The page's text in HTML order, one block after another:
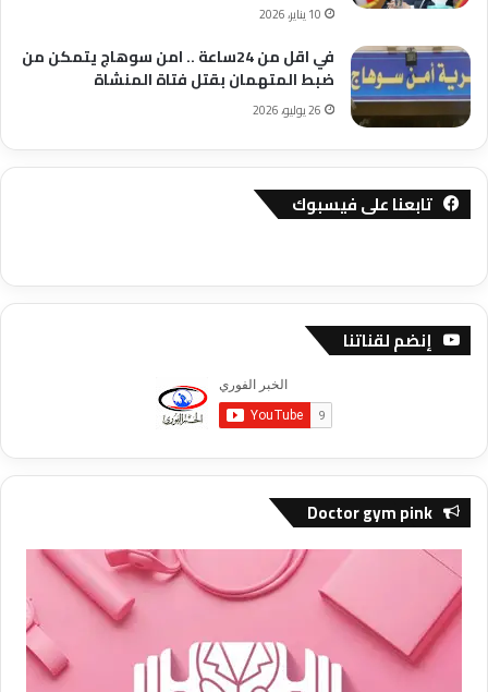
10 يناير، 2026
في اقل من 24ساعة .. امن سوهاج يتمكن من
ضبط المتهمان بقتل فتاة المنشاة
26 يوليو، 2026
تابعنا على فيسبوك
إنضم لقناتنا
Doctor gym pink